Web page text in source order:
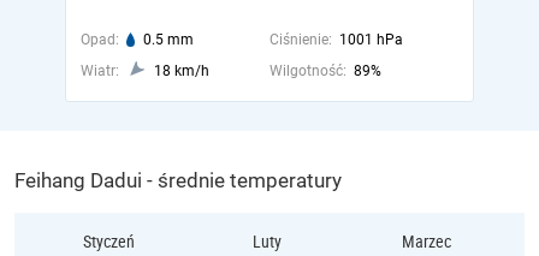
Opad: 0.5 mm Ciśnienie: 1001 hPa
Wiatr:
18 km/h Wilgotność: 89%
Feihang Dadui - średnie temperatury
Styczeń Luty Marzec